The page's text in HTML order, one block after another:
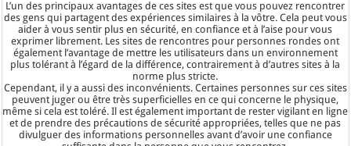
L’un des principaux avantages de ces sites est que vous pouvez rencontrer
des gens qui partagent des expériences similaires à la vôtre. Cela peut vous
aider à vous sentir plus en sécurité, en confiance et à l’aise pour vous
exprimer librement. Les sites de rencontres pour personnes rondes ont
également l’avantage de mettre les utilisateurs dans un environnement
plus tolérant à l’égard de la différence, contrairement à d’autres sites à la
norme plus stricte.
Cependant, il y a aussi des inconvénients. Certaines personnes sur ces sites
peuvent juger ou être très superficielles en ce qui concerne le physique,
même si cela est toléré. Il est également important de rester vigilant en ligne
et de prendre des précautions de sécurité appropriées, telles que ne pas
divulguer des informations personnelles avant d’avoir une confiance